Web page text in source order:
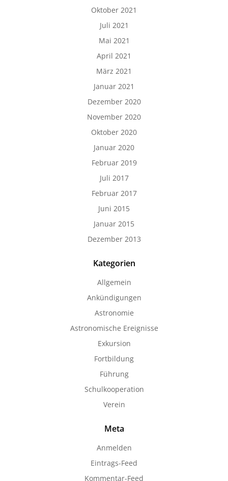
Oktober 2021
Juli 2021
Mai 2021
April 2021
März 2021
Januar 2021
Dezember 2020
November 2020
Oktober 2020
Januar 2020
Februar 2019
Juli 2017
Februar 2017
Juni 2015
Januar 2015
Dezember 2013
Kategorien
Allgemein
Ankündigungen
Astronomie
Astronomische Ereignisse
Exkursion
Fortbildung
Führung
Schulkooperation
Verein
Meta
Anmelden
Eintrags-Feed
Kommentar-Feed